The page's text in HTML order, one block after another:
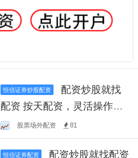
恒信证券炒股配资
配资 按天配资，灵活操作，
资金周转更轻松！
股票场外配资 81
恒信证券配资